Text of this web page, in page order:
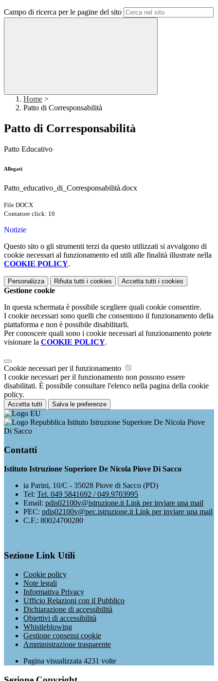
Campo di ricerca per le pagine del sito
Home >
Patto di Corresponsabilità
Patto di Corresponsabilità
Patto Educativo
Allegati
Patto_educativo_di_Corresponsabilità.docx
File DOCX
Contatore click: 10
Notizie
Questo sito o gli strumenti terzi da questo utilizzati si avvalgono di
cookie necessari al funzionamento ed utili alle finalità illustrate nella
COOKIE POLICY.
Personalizza Rifiuta tutti i cookies Accetta tutti i cookies
Gestione cookie
In questa schermata è possibile scegliere quali cookie consentire.
I cookie necessari sono quelli che consentono il funzionamento della
piattaforma e non è possibile disabilitarli.
Per conoscere quali sono i cookie necessari al funzionamento potete
visionare la COOKIE POLICY.
Cookie necessari per il funzionamento
I cookie necessari per il funzionamento non possono essere
disabilitati. È possibile consultare l'elenco nella pagina della cookie
policy.
Accetta tutti Salva le preferenze
Istituto Istruzione Superiore De Nicola Piove
Di Sacco
Contatti
Istituto Istruzione Superiore De Nicola Piove Di Sacco
ia Parini, 10/C - 35028 Piove di Sacco (PD)
Tel: Tel. 049 5841692 / 049.9703995
Email: pdis02100v@istruzione.it Link per inviare una mail
PEC: pdis02100v@pec.istruzione.it Link per inviare una mail
C.F.: 80024700280
Sezione Link Utili
Cookie policy
Note legali
Informativa Privacy
Ufficio Relazioni con il Pubblico
Dichiarazione di accessibilità
Obiettivi di accessibilità
Whistleblowing
Gestione consensi cookie
Amministrazione trasparente
Pagina visualizzata 4231 volte